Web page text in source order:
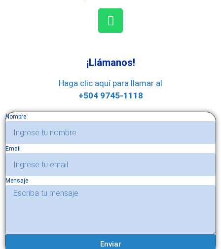
¡Llámanos!
Haga clic aquí para llamar al
+504 9745-1118
Nombre
Email
Mensaje
Enviar